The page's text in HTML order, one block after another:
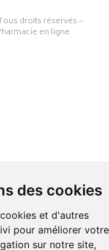
des cookies
et d'autres
pour améliorer votre
sur notre site,
droits réservés –
en ligne